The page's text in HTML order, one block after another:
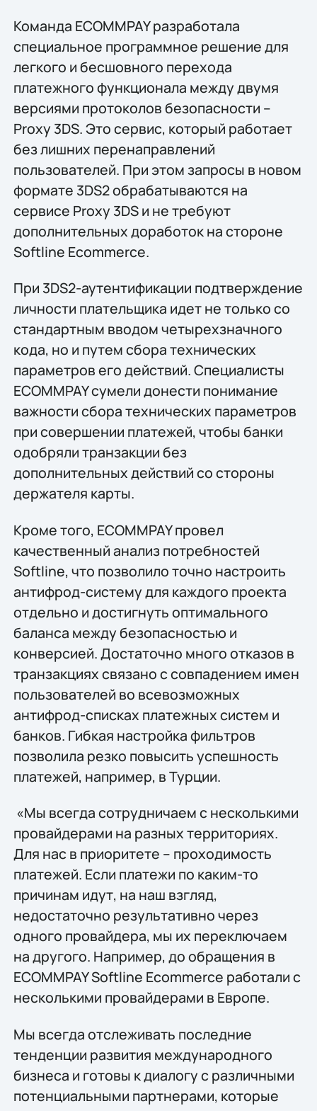
Команда ECOMMPAY разработала
специальное программное решение для
легкого и бесшовного перехода
платежного функционала между двумя
версиями протоколов безопасности –
Proxy 3DS. Это сервис, который работает
без лишних перенаправлений
пользователей. При этом запросы в новом
формате 3DS2 обрабатываются на
сервисе Proxy 3DS и не требуют
дополнительных доработок на стороне
Softline Ecommerce.
При 3DS2-аутентификации подтверждение
личности плательщика идет не только со
стандартным вводом четырехзначного
кода, но и путем сбора технических
параметров его действий. Специалисты
ECOMMPAY сумели донести понимание
важности сбора технических параметров
при совершении платежей, чтобы банки
одобряли транзакции без
дополнительных действий со стороны
держателя карты.
Кроме того, ECOMMPAY провел
качественный анализ потребностей
Softline, что позволило точно настроить
антифрод-систему для каждого проекта
отдельно и достигнуть оптимального
баланса между безопасностью и
конверсией. Достаточно много отказов в
транзакциях связано с совпадением имен
пользователей во всевозможных
антифрод-списках платежных систем и
банков. Гибкая настройка фильтров
позволила резко повысить успешность
платежей, например, в Турции.
«Мы всегда сотрудничаем с несколькими
провайдерами на разных территориях.
Для нас в приоритете – проходимость
платежей. Если платежи по каким-то
причинам идут, на наш взгляд,
недостаточно результативно через
одного провайдера, мы их переключаем
на другого. Например, до обращения в
ECOMMPAY Softline Ecommerce работали с
несколькими провайдерами в Европе.
Мы всегда отслеживать последние
тенденции развития международного
бизнеса и готовы к диалогу с различными
потенциальными партнерами, которые